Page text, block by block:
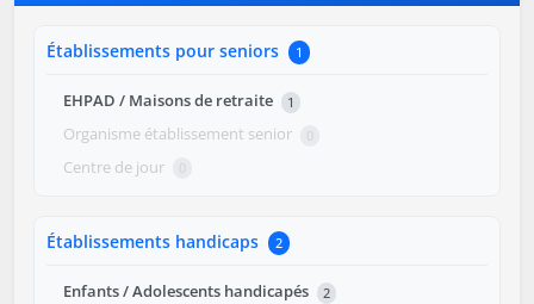
Établissements pour seniors 1
EHPAD / Maisons de retraite 1
Organisme établissement senior 0
Centre de jour 0
Établissements handicaps 2
Enfants / Adolescents handicapés 2